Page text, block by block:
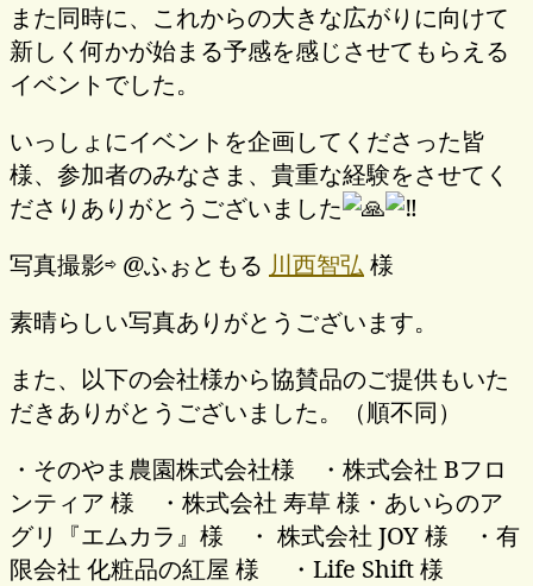
また同時に、これからの大きな広がりに向けて
新しく何かが始まる予感を感じさせてもらえる
イベントでした。
いっしょにイベントを企画してくださった皆
様、参加者のみなさま、貴重な経験をさせてく
ださりありがとうございました
写真撮影⇨ @ふぉともる 川西智弘 様
素晴らしい写真ありがとうございます。
また、以下の会社様から協賛品のご提供もいた
だきありがとうございました。（順不同）
・そのやま農園株式会社様 ・株式会社 Bフロ
ンティア 様 ・株式会社 寿草 様・あいらのア
グリ『エムカラ』様 ・ 株式会社 JOY 様 ・有
限会社 化粧品の紅屋 様 ・Life Shift 様